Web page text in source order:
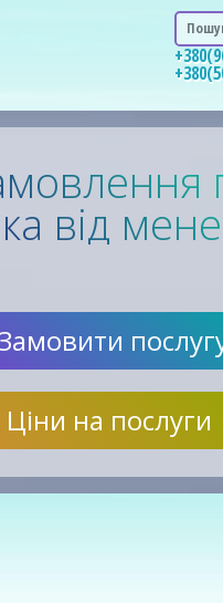
від
Ціни на послуги